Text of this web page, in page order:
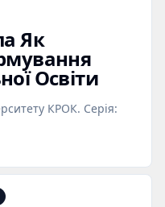
Як
Освіти
КРОК. Серія: